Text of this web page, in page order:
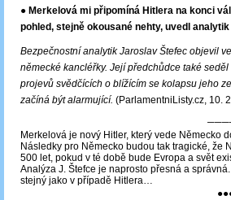
● Merkelová mi připomíná Hitlera na konci
pohled, stejně okousané nehty, uvedl analytik
Bezpečnostní analytik Jaroslav Štefec objevil
německé kancléřky. Její předchůdce také
projevů svědčících o blížícím se kolapsu jeho
začíná být alarmující. (ParlamentniListy.cz, 10.
Merkelová je nový Hitler, který vede Německo
Následky pro Německo budou tak tragické, že
500 let, pokud v té době bude Evropa a svět
Analýza J. Štefce je naprosto přesná a
stejný jako v případě Hitlera…